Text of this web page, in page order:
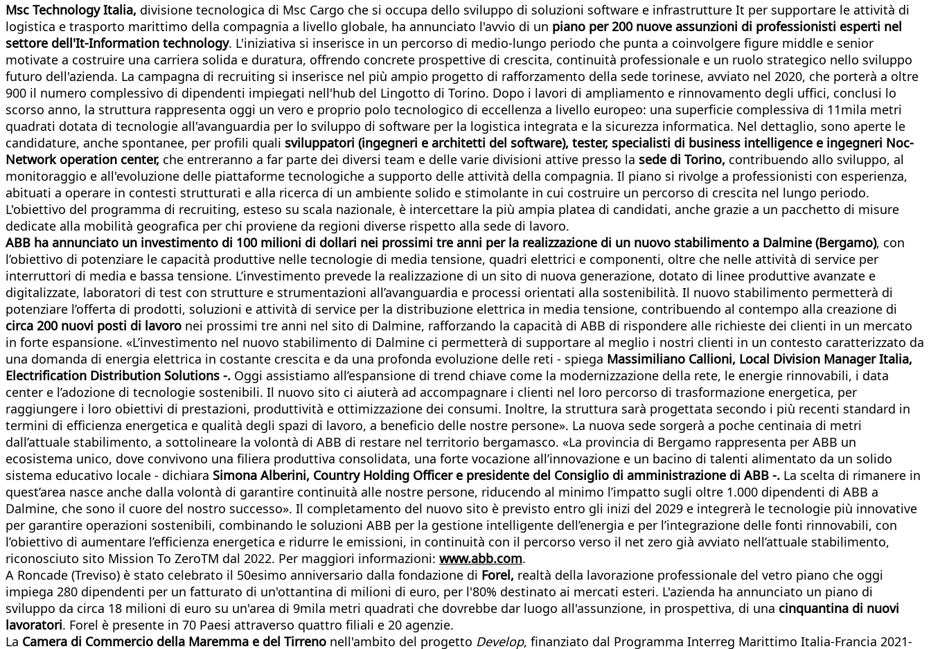
Msc Technology Italia, divisione tecnologica di Msc Cargo che si occupa dello sviluppo di soluzioni software e infrastrutture It per supportare le attività di
logistica e trasporto marittimo della compagnia a livello globale, ha annunciato l'avvio di un piano per 200 nuove assunzioni di professionisti esperti nel
settore dell'It-Information technology. L'iniziativa si inserisce in un percorso di medio-lungo periodo che punta a coinvolgere figure middle e senior
motivate a costruire una carriera solida e duratura, offrendo concrete prospettive di crescita, continuità professionale e un ruolo strategico nello sviluppo
futuro dell'azienda. La campagna di recruiting si inserisce nel più ampio progetto di rafforzamento della sede torinese, avviato nel 2020, che porterà a oltre
900 il numero complessivo di dipendenti impiegati nell'hub del Lingotto di Torino. Dopo i lavori di ampliamento e rinnovamento degli uffici, conclusi lo
scorso anno, la struttura rappresenta oggi un vero e proprio polo tecnologico di eccellenza a livello europeo: una superficie complessiva di 11mila metri
quadrati dotata di tecnologie all'avanguardia per lo sviluppo di software per la logistica integrata e la sicurezza informatica. Nel dettaglio, sono aperte le
candidature, anche spontanee, per profili quali sviluppatori (ingegneri e architetti del software), tester, specialisti di business intelligence e ingegneri Noc-
Network operation center, che entreranno a far parte dei diversi team e delle varie divisioni attive presso la sede di Torino, contribuendo allo sviluppo, al
monitoraggio e all'evoluzione delle piattaforme tecnologiche a supporto delle attività della compagnia. Il piano si rivolge a professionisti con esperienza,
abituati a operare in contesti strutturati e alla ricerca di un ambiente solido e stimolante in cui costruire un percorso di crescita nel lungo periodo.
L'obiettivo del programma di recruiting, esteso su scala nazionale, è intercettare la più ampia platea di candidati, anche grazie a un pacchetto di misure
dedicate alla mobilità geografica per chi proviene da regioni diverse rispetto alla sede di lavoro.
ABB ha annunciato un investimento di 100 milioni di dollari nei prossimi tre anni per la realizzazione di un nuovo stabilimento a Dalmine (Bergamo), con
l’obiettivo di potenziare le capacità produttive nelle tecnologie di media tensione, quadri elettrici e componenti, oltre che nelle attività di service per
interruttori di media e bassa tensione. L’investimento prevede la realizzazione di un sito di nuova generazione, dotato di linee produttive avanzate e
digitalizzate, laboratori di test con strutture e strumentazioni all’avanguardia e processi orientati alla sostenibilità. Il nuovo stabilimento permetterà di
potenziare l’offerta di prodotti, soluzioni e attività di service per la distribuzione elettrica in media tensione, contribuendo al contempo alla creazione di
circa 200 nuovi posti di lavoro nei prossimi tre anni nel sito di Dalmine, rafforzando la capacità di ABB di rispondere alle richieste dei clienti in un mercato
in forte espansione. «L’investimento nel nuovo stabilimento di Dalmine ci permetterà di supportare al meglio i nostri clienti in un contesto caratterizzato da
una domanda di energia elettrica in costante crescita e da una profonda evoluzione delle reti - spiega Massimiliano Callioni, Local Division Manager Italia,
Electrification Distribution Solutions -. Oggi assistiamo all’espansione di trend chiave come la modernizzazione della rete, le energie rinnovabili, i data
center e l’adozione di tecnologie sostenibili. Il nuovo sito ci aiuterà ad accompagnare i clienti nel loro percorso di trasformazione energetica, per
raggiungere i loro obiettivi di prestazioni, produttività e ottimizzazione dei consumi. Inoltre, la struttura sarà progettata secondo i più recenti standard in
termini di efficienza energetica e qualità degli spazi di lavoro, a beneficio delle nostre persone». La nuova sede sorgerà a poche centinaia di metri
dall’attuale stabilimento, a sottolineare la volontà di ABB di restare nel territorio bergamasco. «La provincia di Bergamo rappresenta per ABB un
ecosistema unico, dove convivono una filiera produttiva consolidata, una forte vocazione all’innovazione e un bacino di talenti alimentato da un solido
sistema educativo locale - dichiara Simona Alberini, Country Holding Officer e presidente del Consiglio di amministrazione di ABB -. La scelta di rimanere in
quest’area nasce anche dalla volontà di garantire continuità alle nostre persone, riducendo al minimo l’impatto sugli oltre 1.000 dipendenti di ABB a
Dalmine, che sono il cuore del nostro successo». Il completamento del nuovo sito è previsto entro gli inizi del 2029 e integrerà le tecnologie più innovative
per garantire operazioni sostenibili, combinando le soluzioni ABB per la gestione intelligente dell’energia e per l’integrazione delle fonti rinnovabili, con
l’obiettivo di aumentare l’efficienza energetica e ridurre le emissioni, in continuità con il percorso verso il net zero già avviato nell’attuale stabilimento,
riconosciuto sito Mission To ZeroTM dal 2022. Per maggiori informazioni: www.abb.com.
A Roncade (Treviso) è stato celebrato il 50esimo anniversario dalla fondazione di Forel, realtà della lavorazione professionale del vetro piano che oggi
impiega 280 dipendenti per un fatturato di un'ottantina di milioni di euro, per l'80% destinato ai mercati esteri. L'azienda ha annunciato un piano di
sviluppo da circa 18 milioni di euro su un'area di 9mila metri quadrati che dovrebbe dar luogo all'assunzione, in prospettiva, di una cinquantina di nuovi
lavoratori. Forel è presente in 70 Paesi attraverso quattro filiali e 20 agenzie.
La Camera di Commercio della Maremma e del Tirreno nell'ambito del progetto Develop, finanziato dal Programma Interreg Marittimo Italia-Francia 2021-